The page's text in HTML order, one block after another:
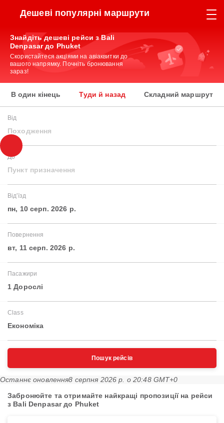
Дешеві популярні маршрути
Знайдіть дешеві рейси з Bali
Denpasar до Phuket
Скористайтеся акціями на авіаквитки до
вашого напрямку. Почніть бронювання
зараз!
В один кінець Туди й назад Складний маршрут
Від
Походження
До
Пункт призначення
Від'їзд
пн, 10 серп. 2026 р.
Повернення
вт, 11 серп. 2026 р.
Пасажири
1 Дорослі
Class
Економіка
Пошук рейсів
Останнє оновлення8 серпня 2026 р. о 20:48 GMT+0
Забронюйте та отримайте найкращі пропозиції на рейси
з Bali Denpasar до Phuket